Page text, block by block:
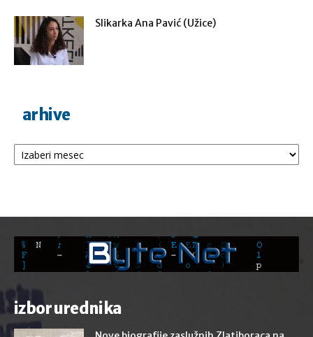
Slikarka Ana Pavić (Užice)
arhive
Arhive
izbor urednika